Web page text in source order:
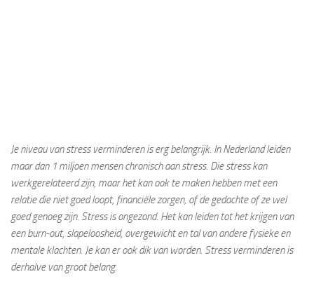
Je niveau van stress verminderen is erg belangrijk. In Nederland leiden
maar dan 1 miljoen mensen chronisch aan stress. Die stress kan
werkgerelateerd zijn, maar het kan ook te maken hebben met een
relatie die niet goed loopt, financiële zorgen, of de gedachte of ze wel
goed genoeg zijn. Stress is ongezond. Het kan leiden tot het krijgen van
een burn-out, slapeloosheid, overgewicht en tal van andere fysieke en
mentale klachten. Je kan er ook dik van worden. Stress verminderen is
derhalve van groot belang.